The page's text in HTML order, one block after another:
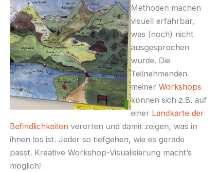
Methoden machen
visuell erfahrbar,
was (noch) nicht
ausgesprochen
wurde. Die
Teilnehmenden
meiner Workshops
können sich z.B. auf
einer Landkarte der
Befindlichkeiten verorten und damit zeigen, was in
ihnen los ist. Jeder so tiefgehen, wie es gerade
passt. Kreative Workshop-Visualisierung macht’s
möglich!